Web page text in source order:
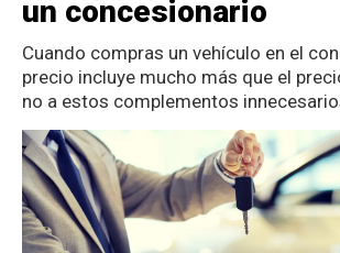
un concesionario
Cuando compras un vehículo en el
precio incluye mucho más que el
no a estos complementos